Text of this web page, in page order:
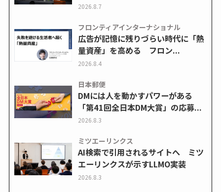
2026.8.7
フロンティアインターナショナル
広告が記憶に残りづらい時代に「熱
量資産」を高める フロン...
2026.8.4
日本郵便
DMには人を動かすパワーがある
「第41回全日本DM大賞」の応募...
2026.8.3
ミツエーリンクス
AI検索で引用されるサイトへ ミツ
エーリンクスが示すLLMO実装
2026.8.3